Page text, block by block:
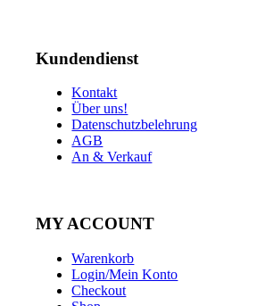
Kundendienst
Kontakt
Über uns!
Datenschutzbelehrung
AGB
An & Verkauf
MY ACCOUNT
Warenkorb
Login/Mein Konto
Checkout